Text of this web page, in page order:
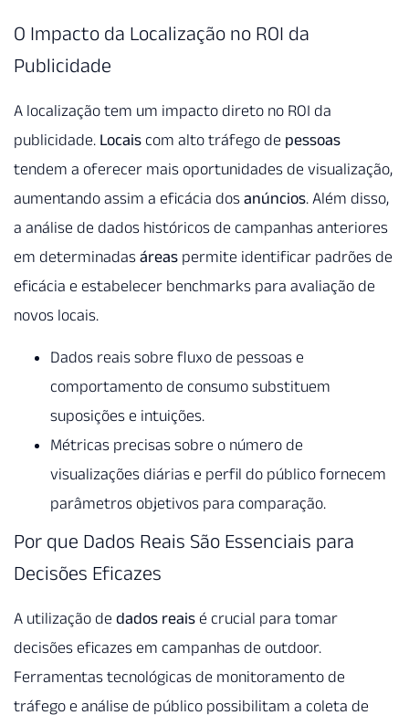
O Impacto da Localização no ROI da
Publicidade
A localização tem um impacto direto no ROI da
publicidade. Locais com alto tráfego de pessoas
tendem a oferecer mais oportunidades de visualização,
aumentando assim a eficácia dos anúncios. Além disso,
a análise de dados históricos de campanhas anteriores
em determinadas áreas permite identificar padrões de
eficácia e estabelecer benchmarks para avaliação de
novos locais.
Dados reais sobre fluxo de pessoas e
comportamento de consumo substituem
suposições e intuições.
Métricas precisas sobre o número de
visualizações diárias e perfil do público fornecem
parâmetros objetivos para comparação.
Por que Dados Reais São Essenciais para
Decisões Eficazes
A utilização de dados reais é crucial para tomar
decisões eficazes em campanhas de outdoor.
Ferramentas tecnológicas de monitoramento de
tráfego e análise de público possibilitam a coleta de